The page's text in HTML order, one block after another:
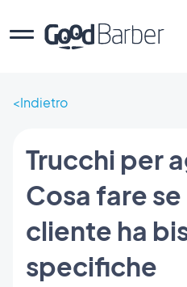
Indietro
Trucchi per
Cosa fare
cliente ha
specifiche